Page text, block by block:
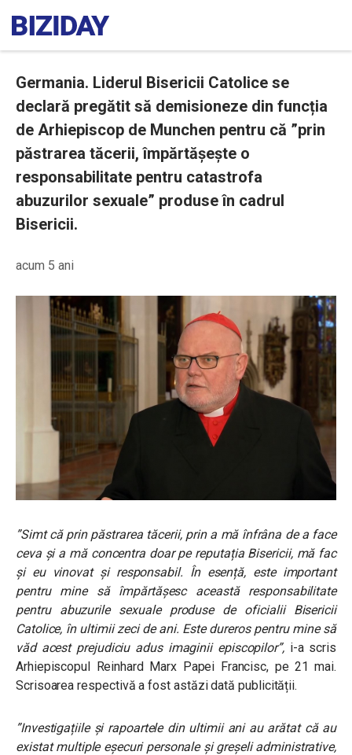
Germania. Liderul Bisericii Catolice se
declară pregătit să demisioneze din funcția
de Arhiepiscop de Munchen pentru că ”prin
păstrarea tăcerii, împărtășește o
responsabilitate pentru catastrofa
abuzurilor sexuale” produse în cadrul
Bisericii.
acum 5 ani
”Simt că prin păstrarea tăcerii, prin a mă înfrâna de a face
ceva și a mă concentra doar pe reputația Bisericii, mă fac
și eu vinovat și responsabil. În esență, este important
pentru mine să împărtășesc această responsabilitate
pentru abuzurile sexuale produse de oficialii Bisericii
Catolice, în ultimii zeci de ani. Este dureros pentru mine să
văd acest prejudiciu adus imaginii episcopilor”,i-a scris
Arhiepiscopul Reinhard Marx Papei Francisc, pe 21 mai.
Scrisoarea respectivă a fost astăzi dată publicității.
”Investigațiile și rapoartele din ultimii ani au arătat că au
existat multiple eșecuri personale și greșeli administrative,